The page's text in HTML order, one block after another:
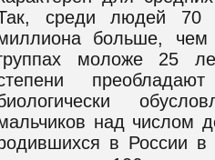
среди людей
больше,
моложе 25
над числом
в России в